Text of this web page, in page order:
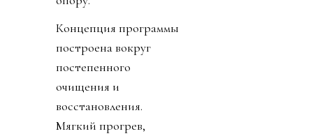
Концепция программы
построена вокруг
постепенного
очищения и
восстановления.
Мягкий прогрев,